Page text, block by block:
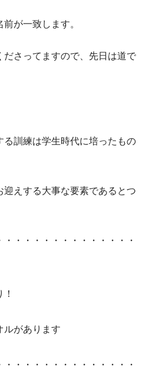
が一致します。
ださってますので、先日は道で
る訓練は学生時代に培ったもの
えする大事な要素であるとつ
・・・・・・・・・・・・・・
ルがあります
・・・・・・・・・・・・・・